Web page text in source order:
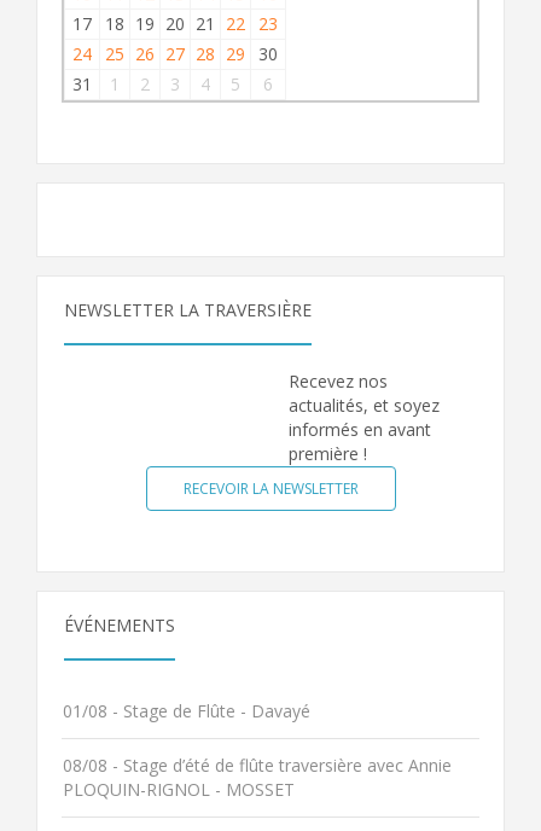
17
18 19 20 21 22
23
24
25 26 27 28 29
30
31
1 2 3 4 5 6
NEWSLETTER LA TRAVERSIÈRE
Recevez nos
actualités, et soyez
informés en avant
première !
RECEVOIR LA NEWSLETTER
ÉVÉNEMENTS
01/08 - Stage de Flûte - Davayé
08/08 - Stage d’été de flûte traversière avec Annie
PLOQUIN-RIGNOL - MOSSET